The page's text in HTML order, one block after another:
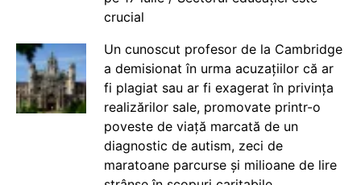
crucial
Un cunoscut profesor de la Cambridge
a demisionat în urma acuzațiilor că ar
fi plagiat sau ar fi exagerat în privința
realizărilor sale, promovate printr-o
poveste de viață marcată de un
diagnostic de autism, zeci de
maratoane parcurse și milioane de lire